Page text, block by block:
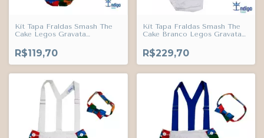
Kit Tapa Fraldas Smash The
Cake Legos Gravata
Suspensório Branco Índigo
Trend
R$119,70
Kit Tapa Fraldas Smash The
Cake Branco Legos Gravata
Legos Índigo Trend
R$229,70